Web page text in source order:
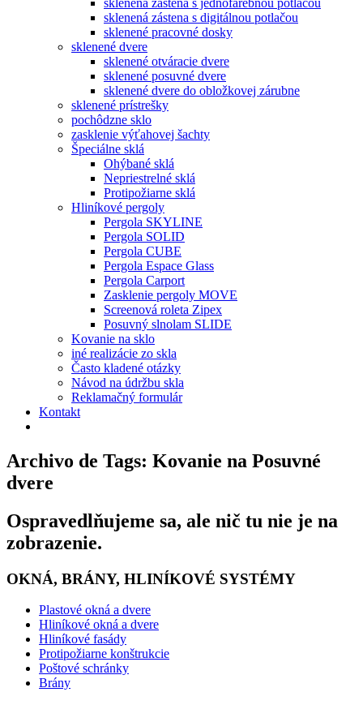
sklenená zástena s jednofarebnou potlačou
sklenená zástena s digitálnou potlačou
sklenené pracovné dosky
sklenené dvere
sklenené otváracie dvere
sklenené posuvné dvere
sklenené dvere do obložkovej zárubne
sklenené prístrešky
pochôdzne sklo
zasklenie výťahovej šachty
Špeciálne sklá
Ohýbané sklá
Nepriestrelné sklá
Protipožiarne sklá
Hliníkové pergoly
Pergola SKYLINE
Pergola SOLID
Pergola CUBE
Pergola Espace Glass
Pergola Carport
Zasklenie pergoly MOVE
Screenová roleta Zipex
Posuvný slnolam SLIDE
Kovanie na sklo
iné realizácie zo skla
Často kladené otázky
Návod na údržbu skla
Reklamačný formulár
Kontakt
Archivo de Tags: Kovanie na Posuvné
dvere
Ospravedlňujeme sa, ale nič tu nie je na
zobrazenie.
OKNÁ, BRÁNY, HLINÍKOVÉ SYSTÉMY
Plastové okná a dvere
Hliníkové okná a dvere
Hliníkové fasády
Protipožiarne konštrukcie
Poštové schránky
Brány